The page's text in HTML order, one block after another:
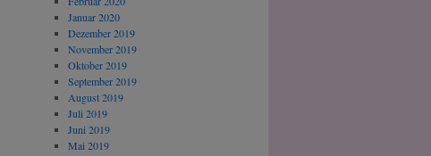
Januar 2020
Dezember 2019
November 2019
Oktober 2019
September 2019
August 2019
Juli 2019
Juni 2019
Mai 2019